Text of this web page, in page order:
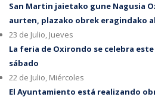
San Martin jaietako gune Nagusia
aurten, plazako obrek eragindako
23 de Julio, Jueves
La feria de Oxirondo se celebra
sábado
22 de Julio, Miércoles
El Ayuntamiento está realizando